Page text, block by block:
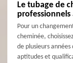
Le tubage de
professionnels
Pour un
cheminée,
de plusieurs années
aptitudes et